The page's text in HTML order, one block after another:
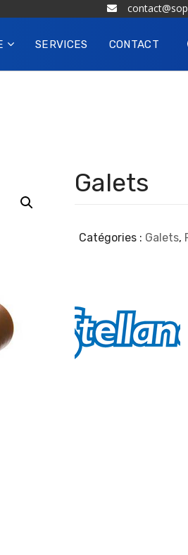
SERVICES CONTACT
Galets
Catégories : Galets,